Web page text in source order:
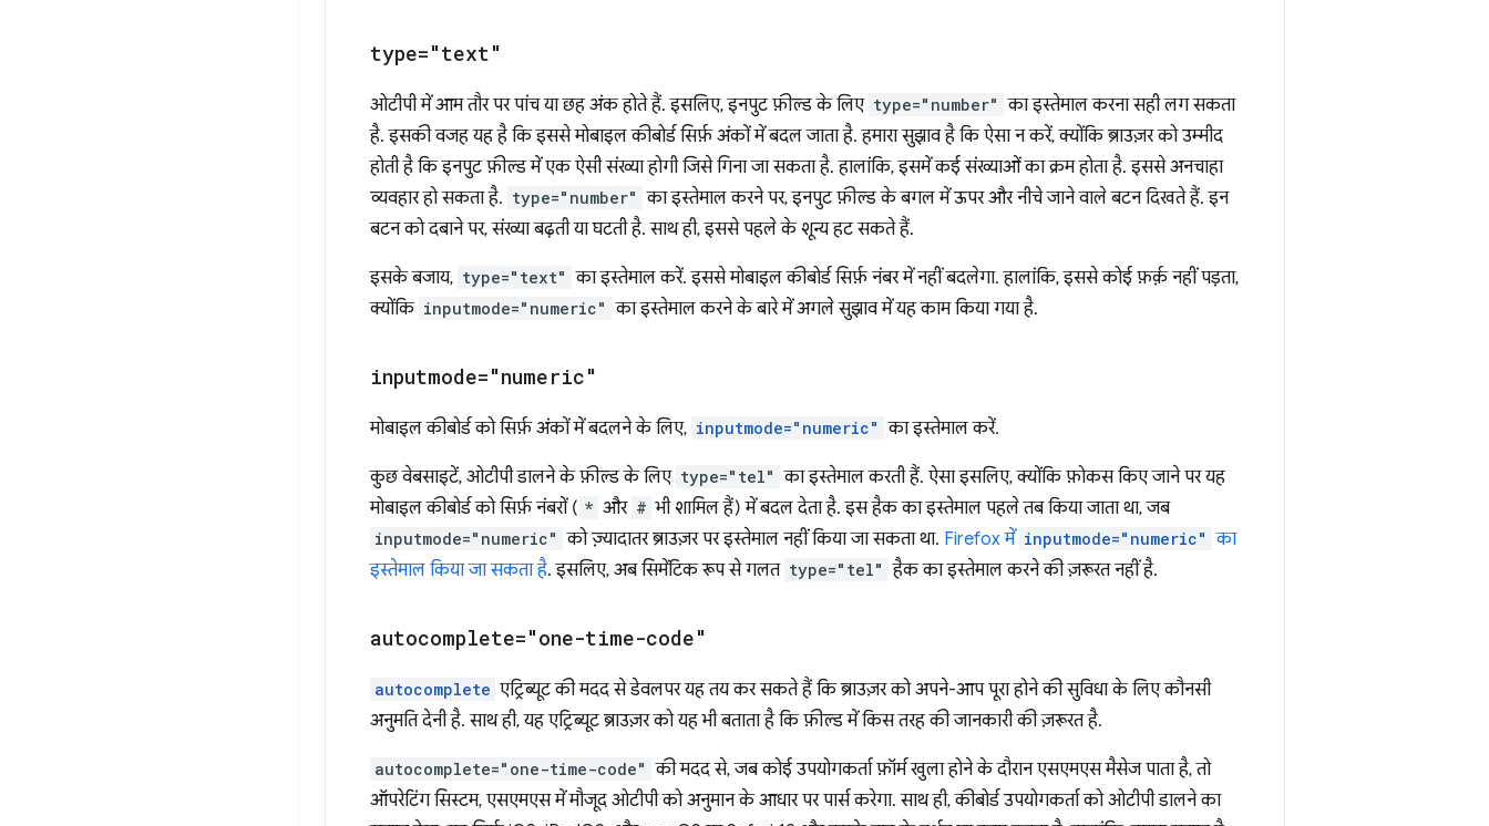
type="text"
ओटीपी में आम तौर पर पांच या छह अंक होते हैं. इसलिए, इनपुट फ़ील्ड के लिए type="number" का इस्तेमाल करना सही लग सकता
है. इसकी वजह यह है कि इससे मोबाइल कीबोर्ड सिर्फ़ अंकों में बदल जाता है. हमारा सुझाव है कि ऐसा न करें, क्योंकि ब्राउज़र को उम्मीद
होती है कि इनपुट फ़ील्ड में एक ऐसी संख्या होगी जिसे गिना जा सकता है. हालांकि, इसमें कई संख्याओं का क्रम होता है. इससे अनचाहा
व्यवहार हो सकता है. type="number" का इस्तेमाल करने पर, इनपुट फ़ील्ड के बगल में ऊपर और नीचे जाने वाले बटन दिखते हैं. इन
बटन को दबाने पर, संख्या बढ़ती या घटती है. साथ ही, इससे पहले के शून्य हट सकते हैं.
इसके बजाय, type="text" का इस्तेमाल करें. इससे मोबाइल कीबोर्ड सिर्फ़ नंबर में नहीं बदलेगा. हालांकि, इससे कोई फ़र्क़ नहीं पड़ता,
क्योंकि inputmode="numeric" का इस्तेमाल करने के बारे में अगले सुझाव में यह काम किया गया है.
inputmode="numeric"
मोबाइल कीबोर्ड को सिर्फ़ अंकों में बदलने के लिए, inputmode="numeric" का इस्तेमाल करें.
कुछ वेबसाइटें, ओटीपी डालने के फ़ील्ड के लिए type="tel" का इस्तेमाल करती हैं. ऐसा इसलिए, क्योंकि फ़ोकस किए जाने पर यह
मोबाइल कीबोर्ड को सिर्फ़ नंबरों ( * और # भी शामिल हैं) में बदल देता है. इस हैक का इस्तेमाल पहले तब किया जाता था, जब
inputmode="numeric" को ज़्यादातर ब्राउज़र पर इस्तेमाल नहीं किया जा सकता था. Firefox में inputmode="numeric" का
इस्तेमाल किया जा सकता है. इसलिए, अब सिमेंटिक रूप से गलत type="tel" हैक का इस्तेमाल करने की ज़रूरत नहीं है.
autocomplete="one-time-code"
autocomplete एट्रिब्यूट की मदद से डेवलपर यह तय कर सकते हैं कि ब्राउज़र को अपने-आप पूरा होने की सुविधा के लिए कौनसी
अनुमति देनी है. साथ ही, यह एट्रिब्यूट ब्राउज़र को यह भी बताता है कि फ़ील्ड में किस तरह की जानकारी की ज़रूरत है.
autocomplete="one-time-code" की मदद से, जब कोई उपयोगकर्ता फ़ॉर्म खुला होने के दौरान एसएमएस मैसेज पाता है, तो
ऑपरेटिंग सिस्टम, एसएमएस में मौजूद ओटीपी को अनुमान के आधार पर पार्स करेगा. साथ ही, कीबोर्ड उपयोगकर्ता को ओटीपी डालने का